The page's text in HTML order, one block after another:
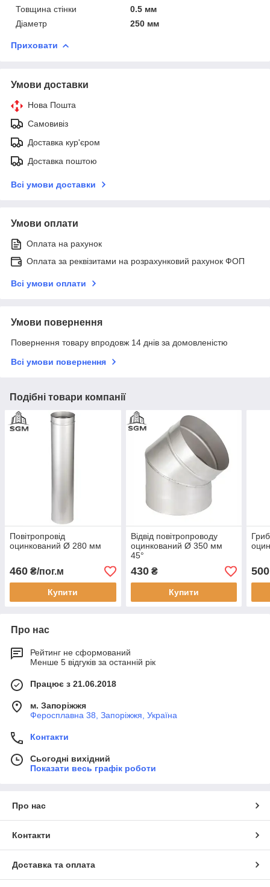
Товщина стінки
0.5 мм
Діаметр
250 мм
Приховати
Умови доставки
Нова Пошта
Самовивіз
Доставка кур'єром
Доставка поштою
Всі умови доставки
Умови оплати
Оплата на рахунок
Оплата за реквізитами на розрахунковий рахунок ФОП
Всі умови оплати
Умови повернення
Повернення товару впродовж 14 днів за домовленістю
Всі умови повернення
Подібні товари компанії
Повітропровід
оцинкований Ø 280 мм
460 ₴/пог.м
Купити
Відвід повітропроводу
оцинкований Ø 350 мм
45°
430₴
Купити
500
Про нас
Рейтинг не сформований
Менше 5 відгуків за останній рік
Працює з 21.06.2018
м. Запоріжжя
Феросплавна 38, Запоріжжя, Україна
Контакти
Сьогодні вихідний
Показати весь графік роботи
Про нас
Контакти
Доставка та оплата